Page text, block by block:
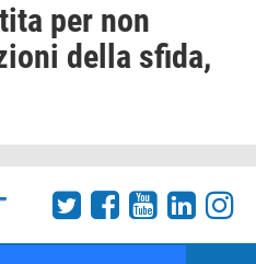
per non
della sfida,